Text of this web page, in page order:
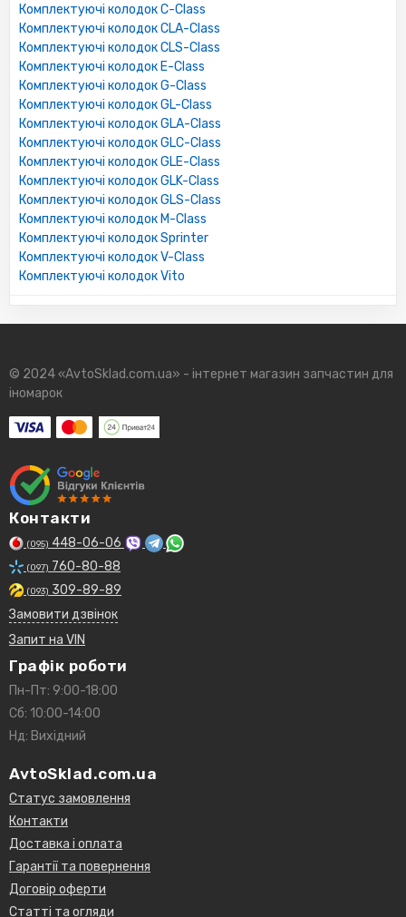
Комплектуючі колодок C-Class
Комплектуючі колодок CLA-Class
Комплектуючі колодок CLS-Class
Комплектуючі колодок E-Class
Комплектуючі колодок G-Class
Комплектуючі колодок GL-Class
Комплектуючі колодок GLA-Class
Комплектуючі колодок GLC-Class
Комплектуючі колодок GLE-Class
Комплектуючі колодок GLK-Class
Комплектуючі колодок GLS-Class
Комплектуючі колодок M-Class
Комплектуючі колодок Sprinter
Комплектуючі колодок V-Class
Комплектуючі колодок Vito
© 2024 «AvtoSklad.com.ua» - інтернет магазин запчастин для
іномарок
Контакти
(095) 448-06-06
(097) 760-80-88
(093) 309-89-89
Замовити дзвінок
Запит на VIN
Графік роботи
Пн-Пт: 9:00-18:00
Сб: 10:00-14:00
Нд: Вихідний
AvtoSklad.com.ua
Статус замовлення
Контакти
Доставка і оплата
Гарантії та повернення
Договір оферти
Статті та огляди